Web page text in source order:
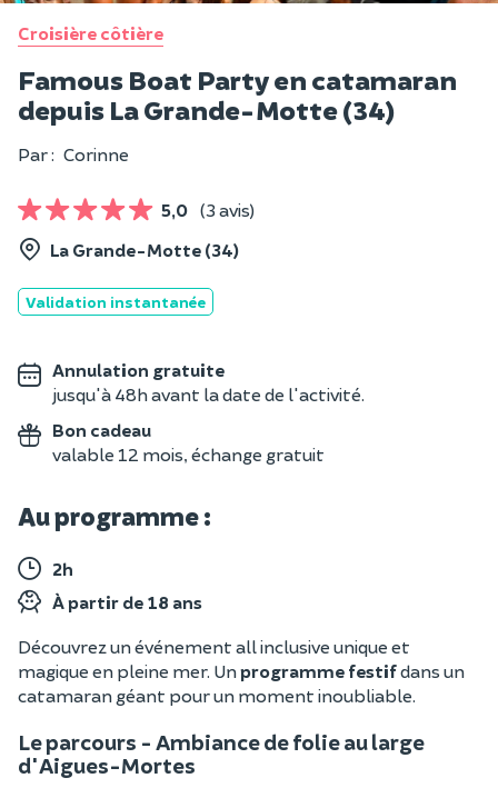
Croisière côtière
Famous Boat Party en catamaran
depuis La Grande-Motte (34)
Par : Corinne
5,0 (3 avis)
La Grande-Motte (34)
Validation instantanée
Annulation gratuite
jusqu'à 48h avant la date de l'activité.
Bon cadeau
valable 12 mois, échange gratuit
Au programme :
2h
À partir de 18 ans
Découvrez un événement all inclusive unique et
magique en pleine mer. Unprogramme festifdans un
catamaran géant pour un moment inoubliable.
Le parcours - Ambiance de folie au large
d'Aigues-Mortes